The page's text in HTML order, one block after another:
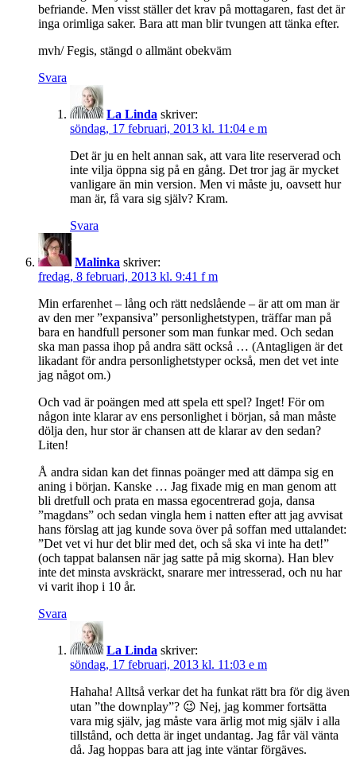
befriande. Men visst ställer det krav på mottagaren, fast det är
inga orimliga saker. Bara att man blir tvungen att tänka efter.
mvh/ Fegis, stängd o allmänt obekväm
Svara
La Linda skriver:
söndag, 17 februari, 2013 kl. 11:04 e m
Det är ju en helt annan sak, att vara lite reserverad och
inte vilja öppna sig på en gång. Det tror jag är mycket
vanligare än min version. Men vi måste ju, oavsett hur
man är, få vara sig själv? Kram.
Svara
Malinka skriver:
fredag, 8 februari, 2013 kl. 9:41 f m
Min erfarenhet – lång och rätt nedslående – är att om man är
av den mer ”expansiva” personlighetstypen, träffar man på
bara en handfull personer som man funkar med. Och sedan
ska man passa ihop på andra sätt också … (Antagligen är det
likadant för andra personlighetstyper också, men det vet inte
jag något om.)
Och vad är poängen med att spela ett spel? Inget! För om
någon inte klarar av ens personlighet i början, så man måste
dölja den, hur stor är chansen att de klarar av den sedan?
Liten!
Å andra sidan kan det finnas poänger med att dämpa sig en
aning i början. Kanske … Jag fixade mig en man genom att
bli dretfull och prata en massa egocentrerad goja, dansa
”magdans” och sedan vingla hem i natten efter att jag avvisat
hans förslag att jag kunde sova över på soffan med uttalandet:
”Det vet vi hur det blir med det, och så ska vi inte ha det!”
(och tappat balansen när jag satte på mig skorna). Han blev
inte det minsta avskräckt, snarare mer intresserad, och nu har
vi varit ihop i 10 år.
Svara
La Linda skriver:
söndag, 17 februari, 2013 kl. 11:03 e m
Hahaha! Alltså verkar det ha funkat rätt bra för dig även
utan ”the downplay”? 😉 Nej, jag kommer fortsätta
vara mig själv, jag måste vara ärlig mot mig själv i alla
tillstånd, och detta är inget undantag. Jag får väl vänta
då. Jag hoppas bara att jag inte väntar förgäves.